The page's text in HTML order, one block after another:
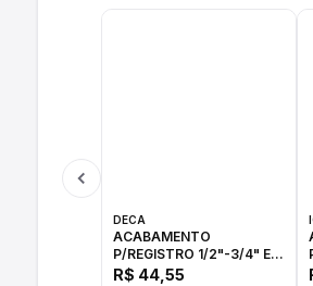
DECA
ACABAMENTO
P/REGISTRO 1/2"-3/4" E
1"C21.PQ DECA
R$ 44,55